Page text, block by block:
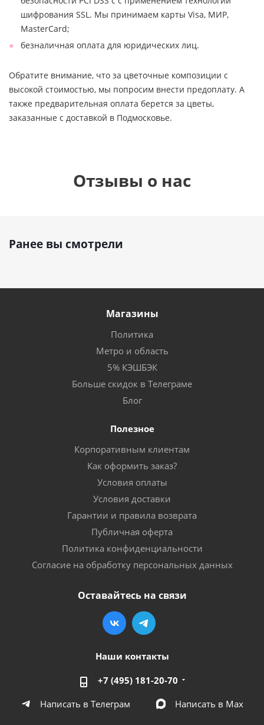
шифрования SSL. Мы принимаем карты Visa, МИР,
MasterCard;
безналичная оплата для юридических лиц.
Обратите внимание, что за цветочные композиции с
высокой стоимостью, мы попросим внести предоплату. А
также предварительная оплата берется за цветы,
заказанные с доставкой в Подмосковье.
Отзывы о нас
Ранее вы смотрели
Магазины
Политика
Метро и область
5% КЭШБЭК
Больше скидок в Телеграме
Блог
Полезное
Корпоративным клиентам
Как оформить заказ?
Условия оплаты
Условия доставки
Гарантии и правила возврата
Публичная оферта
Политика конфиденциальности
Согласие на обработку персональных данных
Оставайтесь на связи
Наши контакты
+7 (495) 181-20-70
Написать в Телеграм
Написать в Мах